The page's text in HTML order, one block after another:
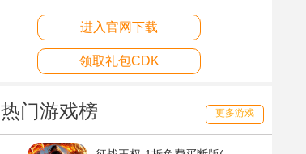
进入官网下载
领取礼包CDK
热门游戏榜 更多游戏